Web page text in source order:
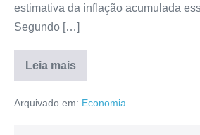
estimativa da inflação acumulada
Segundo […]
Leia mais
Arquivado em: Economia